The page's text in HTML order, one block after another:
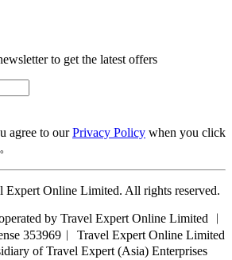
to get the latest offers
agree to ourPrivacy Policy when you click
。
Online Limited. All rights reserved.
by Travel Expert Online Limited ︱
353969︱ Travel Expert Online Limited
of Travel Expert (Asia) Enterprises